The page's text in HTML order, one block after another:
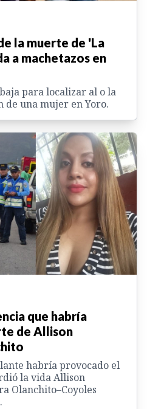
la muerte de 'La
a machetazos en
para localizar al o la
de una mujer en Yoro.
que habría
de Allison
habría provocado el
la vida Allison
Olanchito–Coyoles